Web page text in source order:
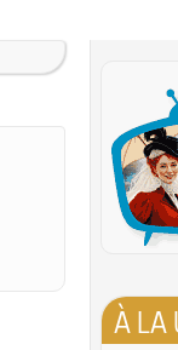
À LA